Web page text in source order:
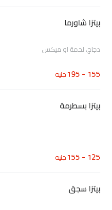
بيتزا شاورما
دجاج، لحمة او ميكس
155 - 195 جنيه
بيتزا بسطرمة
125 - 155 جنيه
بيتزا سجق